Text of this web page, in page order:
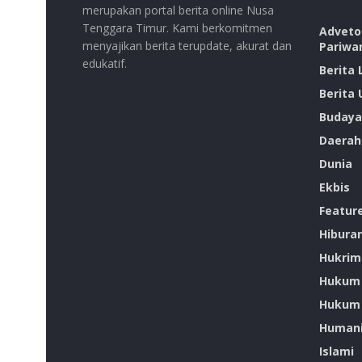
merupakan portal berita online Nusa
Tenggara Timur. Kami berkomitmen
menyajikan berita terupdate, akurat dan
edukatif.
Berita
Berita
Budaya
Daerah
Dunia
Ekbis
Hukrim
Hukum
Islami